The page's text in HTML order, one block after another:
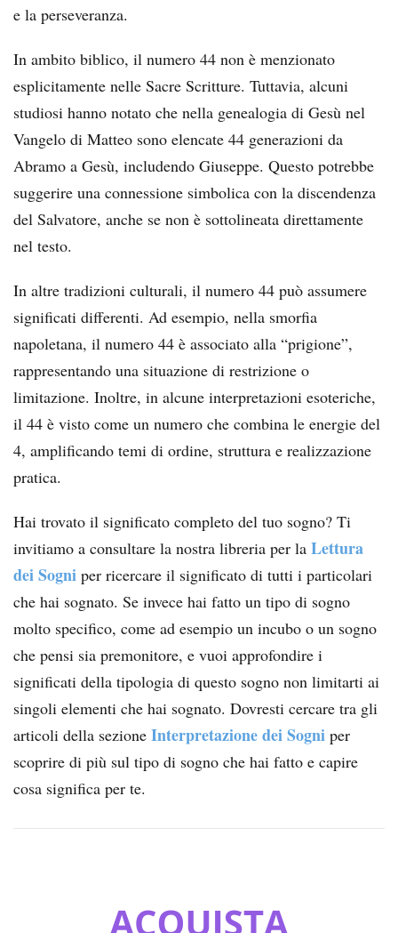
e la perseveranza.
In ambito biblico, il numero 44 non è menzionato
esplicitamente nelle Sacre Scritture. Tuttavia, alcuni
studiosi hanno notato che nella genealogia di Gesù nel
Vangelo di Matteo sono elencate 44 generazioni da
Abramo a Gesù, includendo Giuseppe. Questo potrebbe
suggerire una connessione simbolica con la discendenza
del Salvatore, anche se non è sottolineata direttamente
nel testo.
In altre tradizioni culturali, il numero 44 può assumere
significati differenti. Ad esempio, nella smorfia
napoletana, il numero 44 è associato alla “prigione”,
rappresentando una situazione di restrizione o
limitazione. Inoltre, in alcune interpretazioni esoteriche,
il 44 è visto come un numero che combina le energie del
4, amplificando temi di ordine, struttura e realizzazione
pratica.
Hai trovato il significato completo del tuo sogno? Ti
invitiamo a consultare la nostra libreria per la Lettura
dei Sogni per ricercare il significato di tutti i particolari
che hai sognato. Se invece hai fatto un tipo di sogno
molto specifico, come ad esempio un incubo o un sogno
che pensi sia premonitore, e vuoi approfondire i
significati della tipologia di questo sogno non limitarti ai
singoli elementi che hai sognato. Dovresti cercare tra gli
articoli della sezione Interpretazione dei Sogni per
scoprire di più sul tipo di sogno che hai fatto e capire
cosa significa per te.